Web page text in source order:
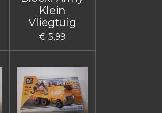
Klein
Vliegtuig
€ 5,99